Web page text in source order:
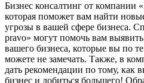
Бизнес консалтинг от компании
которая поможет вам найти
угрозы в вашей сфере бизнеса.
pravo» могут помочь вам
вашего бизнеса, которые вы по
можете не замечать. Также, в
дать рекомендации по тому, как
бизнес и добиться большего!